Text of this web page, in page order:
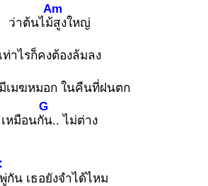
ว่าต้นไม้สู
Am
งใหญ่
เท่าไรก็คงต้องล้มลง
มีเมฆหมอก ในคืนที่ฝนตก
เหมือนกัน
G
.. ไม่ต่าง
กัน เธอยังจำได้ไหม